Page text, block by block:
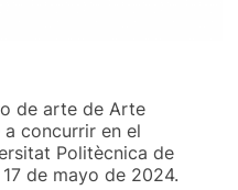
de arte de Arte
concurrir en el
Politècnica de
de mayo de 2024.